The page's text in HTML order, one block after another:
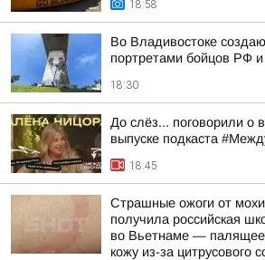
18:58
Во Владивостоке
портретами бойцов РФ
18:30
До слёз... поговорили о
выпуске подкаста
18:45
Страшные ожоги от
получила российская
во Вьетнаме — палящее
кожу из-за цитрусового